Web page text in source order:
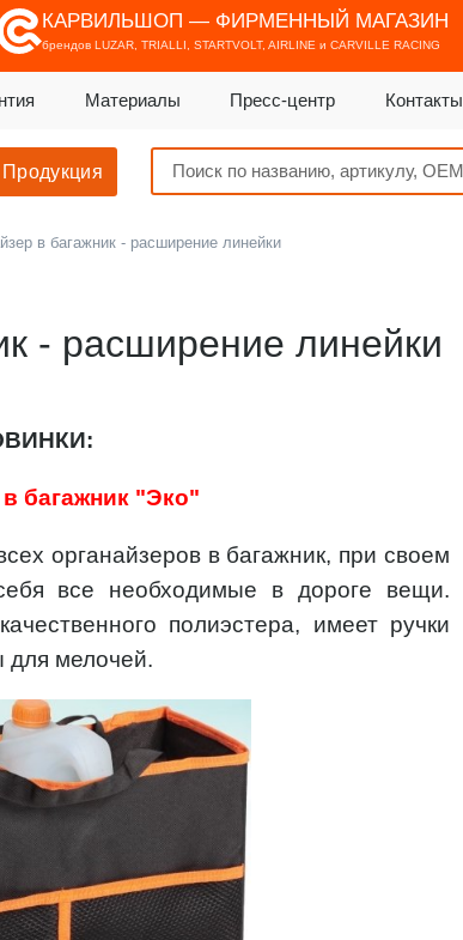
КАРВИЛЬШОП — ФИРМЕННЫЙ МАГАЗИН
брендов LUZAR, TRIALLI, STARTVOLT, AIRLINE и CARVILLE RACING
Материалы Пресс-центр Контакты
Продукция
в багажник - расширение линейки
- расширение линейки
багажник "Эко"
органайзеров в багажник, при своем
все необходимые в дороге вещи.
полиэстера, имеет ручки
для мелочей.